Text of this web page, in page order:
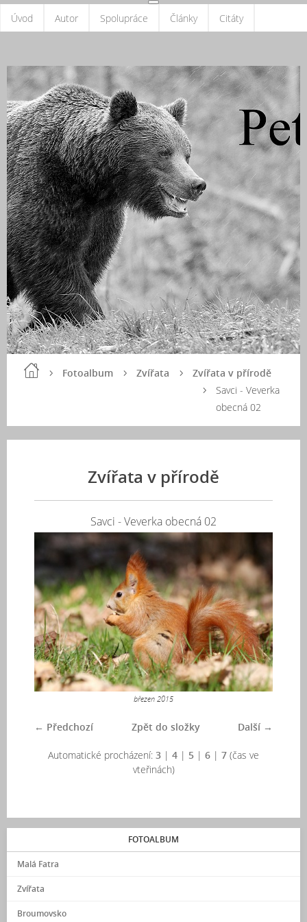
Úvod Autor Spolupráce Články Citáty
Fotoalbum Zvířata
Zvířata v přírodě
Savci - Veverka
obecná 02
Zvířata v přírodě
Savci - Veverka obecná 02
březen 2015
← Předchozí Další →
Zpět do složky
Automatické procházení: 3 | 4 | 5 | 6 | 7 (čas ve
vteřinách)
FOTOALBUM
Malá Fatra
Zvířata
Broumovsko